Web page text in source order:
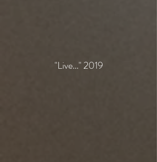
"Live..." 2019